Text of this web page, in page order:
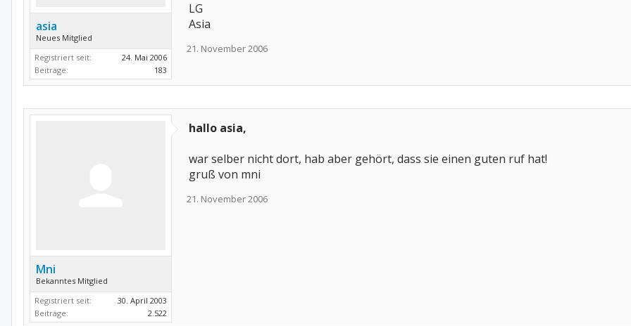
asia
Neues Mitglied
Registriert seit:
24. Mai 2006
Beiträge:
183
LG
Asia
21. November 2006
Mni
Bekanntes Mitglied
Registriert seit:
30. April 2003
Beiträge:
2.522
hallo asia,
war selber nicht dort, hab aber gehört, dass sie einen guten ruf hat!
gruß von mni
21. November 2006